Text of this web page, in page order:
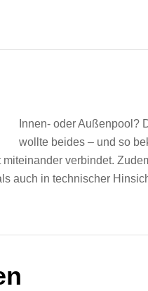
Innen- oder Außenpool?
wollte beides – und so
verbindet.
auch in technischer